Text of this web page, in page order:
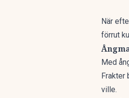
När
förrut
Med
Frakter
ville.